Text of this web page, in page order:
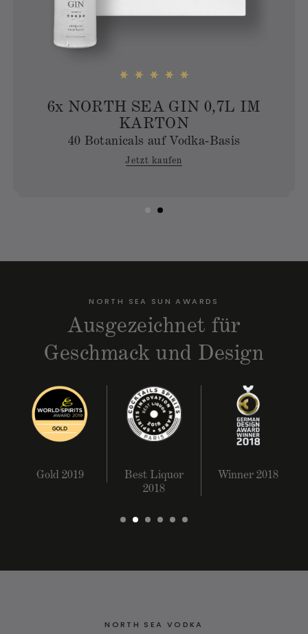
xNORTH SEA GIN 0,7L IM
KARTON
40 Botanicals auf Vodka-Basis
Jetzt kaufen
NORTH SEA SUN AWARDS
Ausgezeichnet für
Geschmack und Design
Gold 2019
Best Liquor
2018
Winner 2018
NORTH SEA VODKA